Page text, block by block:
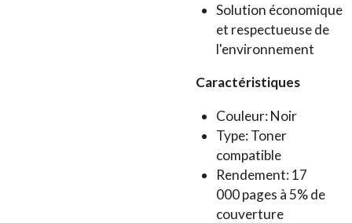
Solution économique
et respectueuse de
l'environnement
Caractéristiques
Couleur: Noir
Type: Toner
compatible
Rendement:17
000pages à 5% de
couverture